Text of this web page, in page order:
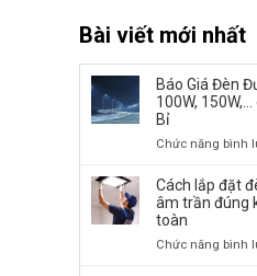
Bài viết mới nhất
Báo Giá Đèn
100W,
Bỉ
Chức năng bình
Cách lắp đặt
âm trần đúng
toàn
Chức năng bình